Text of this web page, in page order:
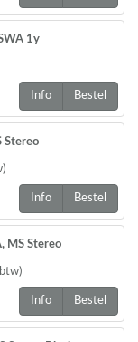
1y
Info Bestel
Stereo
)
Info Bestel
MS Stereo
)
Info Bestel